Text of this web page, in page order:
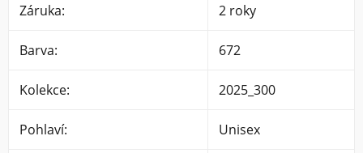
Záruka: 2 roky
Barva: 672
Kolekce: 2025_300
Pohlaví: Unisex